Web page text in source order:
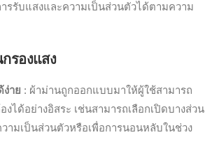
รรับแสงและความเป็นส่วนตัวได้ตามความ
รองแสง
ง่าย : ผ้าม่านถูกออกแบบมาให้ผู้ใช้สามารถ
ได้อย่างอิสระ เช่นสามารถเลือกเปิดบางส่วน
ามเป็นส่วนตัวหรือเพื่อการนอนหลับในช่วง